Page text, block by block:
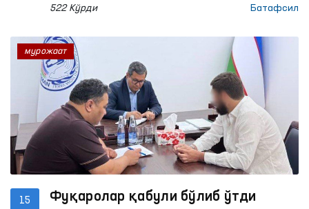
тўғрисида”ги Қонун кўриб чиқилди.
522 Кўрди Батафсил
15
Фуқаролар қабули бўлиб ўтди
мурожаат